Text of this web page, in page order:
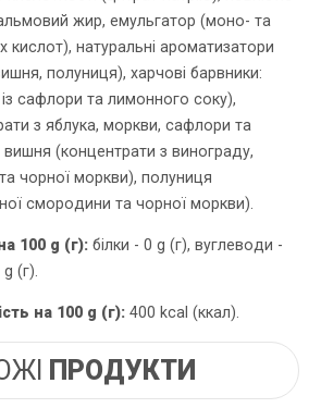
жир, емульгатор (моно- та
кислот), натуральні ароматизатори
полуниця), харчові барвники:
сафлори та лимонного соку),
з яблука, моркви, сафлори та
вишня (концентрати з винограду,
чорної моркви), полуниця
смородини та чорної моркви).
100 g (г): білки - 0 g (г), вуглеводи -
(г).
на 100 g (г): 400 kcal (ккал).
ПРОДУКТИ